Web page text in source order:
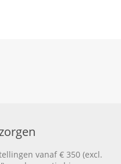
vanaf € 350 (excl.